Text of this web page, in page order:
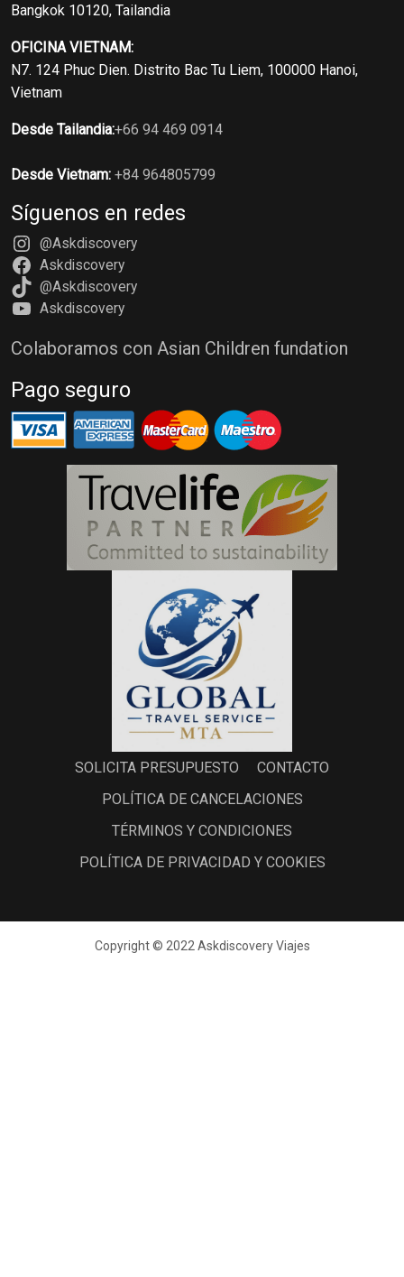
Bangkok 10120, Tailandia
OFICINA VIETNAM:
N7. 124 Phuc Dien. Distrito Bac Tu Liem, 100000 Hanoi,
Vietnam
Desde Tailandia:+66 94 469 0914
Desde Vietnam: +84 964805799
Síguenos en redes
@Askdiscovery
Askdiscovery
@Askdiscovery
Askdiscovery
Colaboramos con Asian Children fundation
Pago seguro
SOLICITA PRESUPUESTO
CONTACTO
POLÍTICA DE CANCELACIONES
TÉRMINOS Y CONDICIONES
POLÍTICA DE PRIVACIDAD Y COOKIES
Copyright © 2022 Askdiscovery Viajes